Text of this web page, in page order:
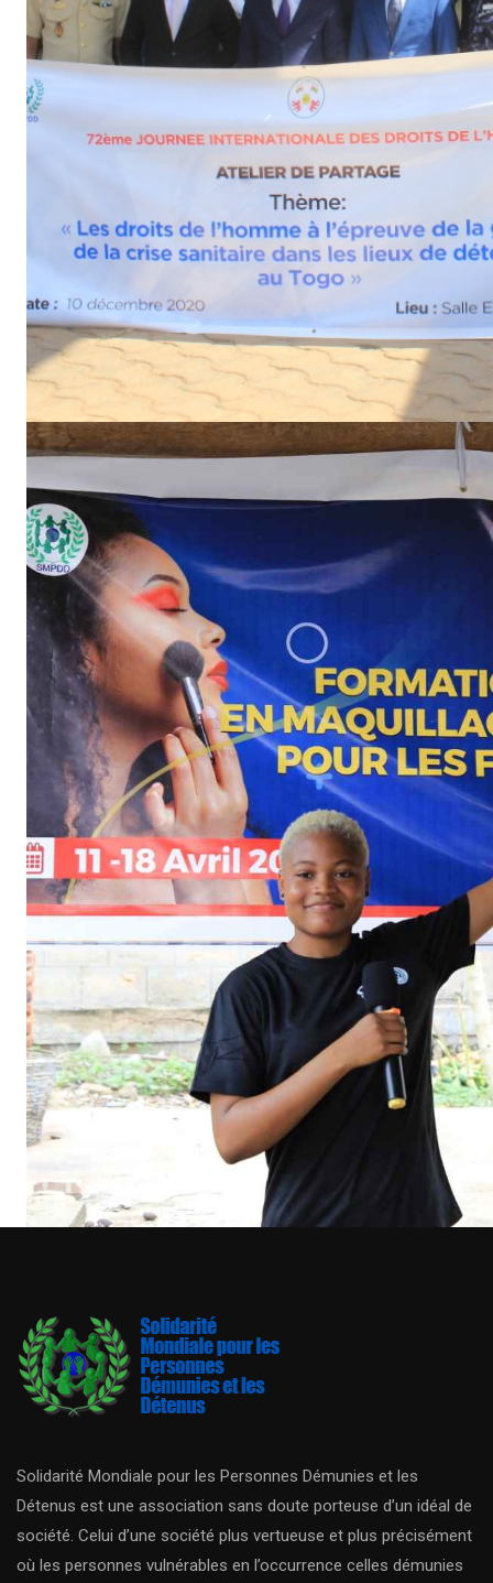
Solidarité Mondiale pour les Personnes Démunies et les
Détenus est une association sans doute porteuse d’un idéal de
société. Celui d’une société plus vertueuse et plus précisément
où les personnes vulnérables en l’occurrence celles démunies